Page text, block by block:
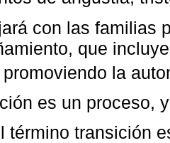
con las familias
que
la
es un proceso,
término transición